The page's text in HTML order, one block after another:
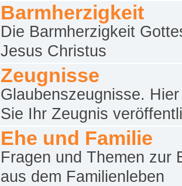
Barmherzigkeit
Die Barmherzigkeit
Jesus Christus
Zeugnisse
Glaubenszeugnisse.
Sie Ihr Zeugnis
Ehe und Familie
Fragen und Themen zur
aus dem Familienleben